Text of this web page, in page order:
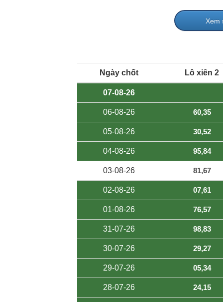
Ngày chốt Lô xiên 2
07-08-26
06-08-26 60,35
05-08-26 30,52
04-08-26 95,84
03-08-26 81,67
02-08-26 07,61
01-08-26 76,57
31-07-26 98,83
30-07-26 29,27
29-07-26 05,34
28-07-26 24,15